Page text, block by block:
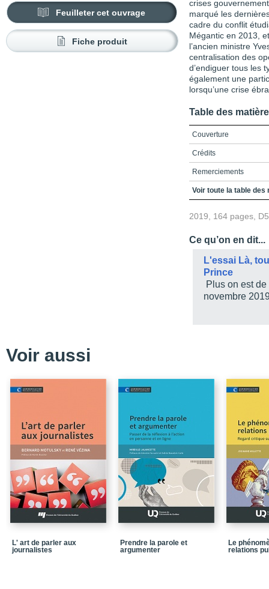
Feuilleter cet ouvrage
Fiche produit
crises
marqué les
cadre du conflit
Mégantic en 2013,
l’ancien ministre
centralisation des
d’endiguer tous les
également une
lorsqu’une crise
Table des
Couverture
Crédits
Remerciements
Table des matières
Introduction. L’étude
l’instantanéité
Chapitre 1. La
Chapitre 2. L’étude
gouvernementales au
Chapitre 6. Les sept
Conclusion. Les
gouvernementale
Annexe 1. Guide
Annexe 2. Guide
Annexe 3.
gouvernementale
Dans la meme
Voir toute la table des
2019, 164 pages,
Ce qu’on en dit...
L'essai Là,
Prince
Plus on est
novembre
Voir aussi
L' art de parler aux
journalistes
Prendre la parole et
argumenter
Le
relations